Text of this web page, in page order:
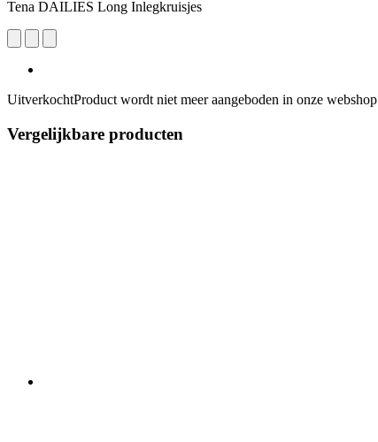
Tena DAILIES Long Inlegkruisjes
UitverkochtProduct wordt niet meer aangeboden in onze webshop
Vergelijkbare producten